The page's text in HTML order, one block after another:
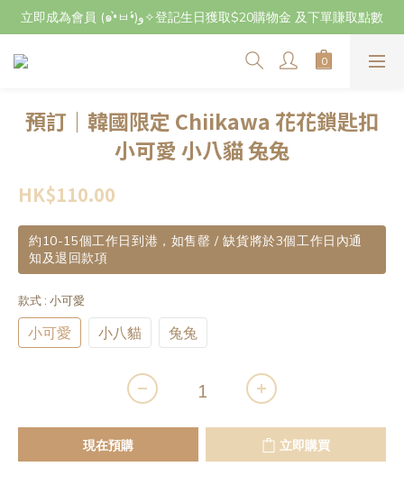
立即成為會員 (๑•̀ㅂ•́)و✧登記生日獲取$20購物金 及下單賺取點數
立即成為會員 (๑•̀ㅂ•́)و✧登記生日獲取$20購物金 及下單賺取點數
7月29日至8月3日期間因店主不在港將暫停交收及寄件，感謝~
預訂｜韓國限定 Chiikawa 花花鎖匙扣
小可愛 小八貓 兔兔
HK$110.00
約10-15個工作日到港，如售罄 / 缺貨將於3個工作日內通
知及退回款項
款式 : 小可愛
小可愛 小八貓 兔兔
現在預購 立即購買